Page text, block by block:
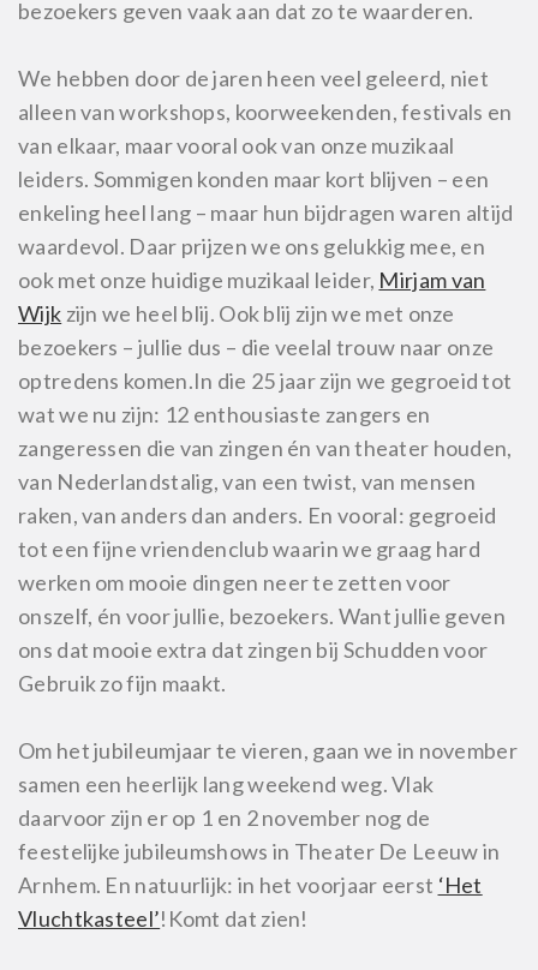
bezoekers geven vaak aan dat zo te waarderen.
We hebben door de jaren heen veel geleerd, niet
alleen van workshops, koorweekenden, festivals en
van elkaar, maar vooral ook van onze muzikaal
leiders. Sommigen konden maar kort blijven – een
enkeling heel lang – maar hun bijdragen waren altijd
waardevol. Daar prijzen we ons gelukkig mee, en
ook met onze huidige muzikaal leider, Mirjam van
Wijk zijn we heel blij. Ook blij zijn we met onze
bezoekers – jullie dus – die veelal trouw naar onze
optredens komen.In die 25 jaar zijn we gegroeid tot
wat we nu zijn: 12 enthousiaste zangers en
zangeressen die van zingen én van theater houden,
van Nederlandstalig, van een twist, van mensen
raken, van anders dan anders. En vooral: gegroeid
tot een fijne vriendenclub waarin we graag hard
werken om mooie dingen neer te zetten voor
onszelf, én voor jullie, bezoekers. Want jullie geven
ons dat mooie extra dat zingen bij Schudden voor
Gebruik zo fijn maakt.
Om het jubileumjaar te vieren, gaan we in november
samen een heerlijk lang weekend weg. Vlak
daarvoor zijn er op 1 en 2 november nog de
feestelijke jubileumshows in Theater De Leeuw in
Arnhem. En natuurlijk: in het voorjaar eerst ‘Het
Vluchtkasteel’! Komt dat zien!